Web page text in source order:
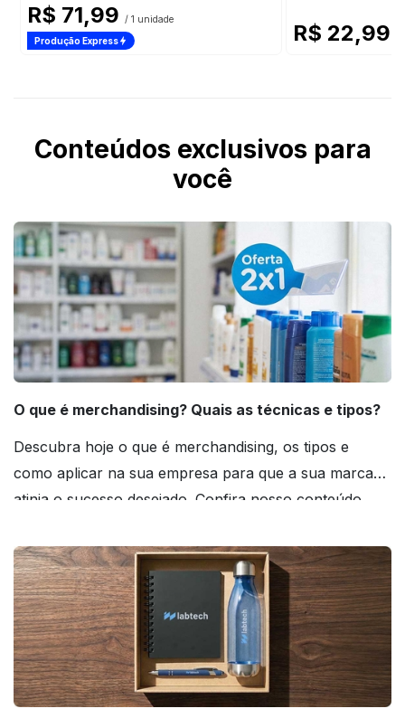
R$ 71,99 / 1 unidade
Produção Express R$ 22,99
Conteúdos exclusivos para
você
O que é merchandising? Quais as técnicas e tipos?
Descubra hoje o que é merchandising, os tipos e
como aplicar na sua empresa para que a sua marca
atinja o sucesso desejado. Confira nosso conteúdo